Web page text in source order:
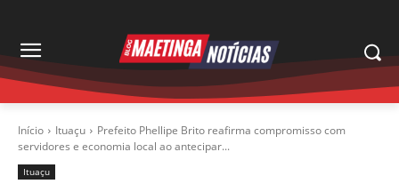
Início Ituaçu
Prefeito Phellipe Brito reafirma compromisso com
servidores e economia local ao antecipar...
Ituaçu